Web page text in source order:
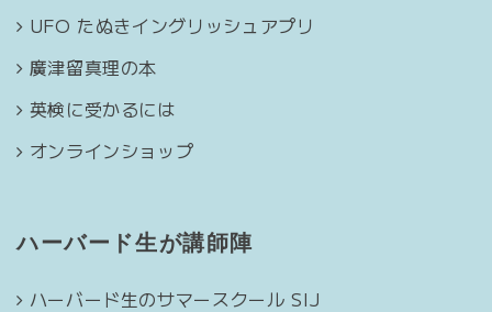
UFO たぬきイングリッシュアプリ
廣津留真理の本
英検に受かるには
オンラインショップ
ハーバード生が講師陣
ハーバード生のサマースクール SIJ